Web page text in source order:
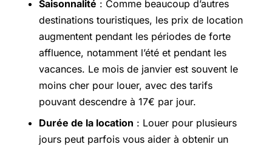
Saisonnalité : Comme beaucoup d’autres
destinations touristiques, les prix de location
augmentent pendant les périodes de forte
affluence, notamment l’été et pendant les
vacances. Le mois de janvier est souvent le
moins cher pour louer, avec des tarifs
pouvant descendre à 17€ par jour.
Durée de la location : Louer pour plusieurs
jours peut parfois vous aider à obtenir un